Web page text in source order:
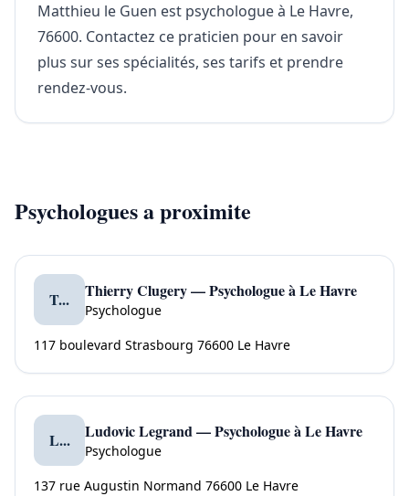
Matthieu le Guen est psychologue à Le Havre,
76600. Contactez ce praticien pour en savoir
plus sur ses spécialités, ses tarifs et prendre
rendez-vous.
Psychologues a proximite
T... Thierry Clugery — Psychologue à Le Havre
Psychologue
117 boulevard Strasbourg 76600 Le Havre
L... Ludovic Legrand — Psychologue à Le Havre
Psychologue
137 rue Augustin Normand 76600 Le Havre